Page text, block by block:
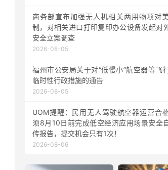
商务部宣布加强无人机相关两用物项对
制，对相关进口打印复印办公设备发起对
安全立案调查
2026-08-05
福州市公安局关于对“低慢小”航空器等飞
临时性行政措施的通告
2026-08-05
UOM提醒：民用无人驾驶航空器运营合
须8月10日前完成低空经济应用场景安全
传报告，提交机会只有1次！
2026-08-06